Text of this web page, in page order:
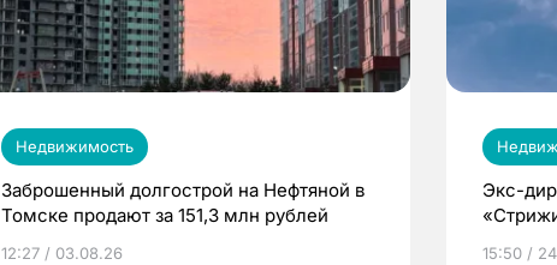
Недвижимость
Заброшенный долгострой на Нефтяной в
Томске продают за 151,3 млн рублей
12:27 / 03.08.26
Экс-
15:50 /